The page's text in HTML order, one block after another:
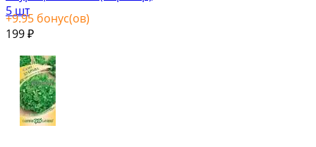
5 шт
+9.95 бонус(ов)
199 ₽